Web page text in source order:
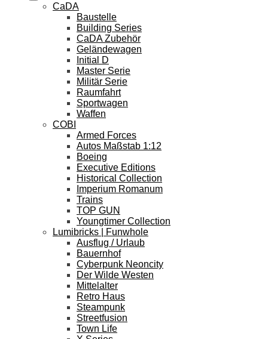
CaDA
Baustelle
Building Series
CaDA Zubehör
Geländewagen
Initial D
Master Serie
Militär Serie
Raumfahrt
Sportwagen
Waffen
COBI
Armed Forces
Autos Maßstab 1:12
Boeing
Executive Editions
Historical Collection
Imperium Romanum
Trains
TOP GUN
Youngtimer Collection
Lumibricks | Funwhole
Ausflug / Urlaub
Bauernhof
Cyberpunk Neoncity
Der Wilde Westen
Mittelalter
Retro Haus
Steampunk
Streetfusion
Town Life